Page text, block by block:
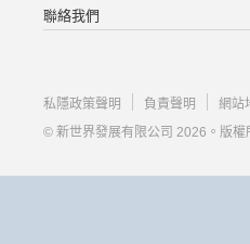
聯絡我們
私隱政策聲明 負責聲明 網站
© 新世界發展有限公司 2026。版權